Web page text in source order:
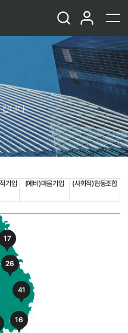
니다.
기업 (예비)마을기업 (사회적)협동조합
17
26
41
16